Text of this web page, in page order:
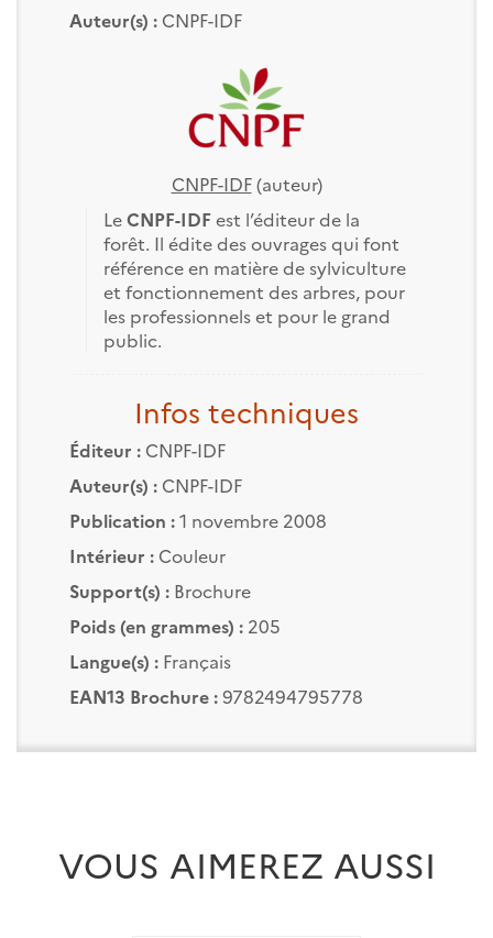
Auteur(s) : CNPF-IDF
CNPF-IDF(auteur)
LeCNPF-IDFest l’éditeur de la
forêt. Il édite des ouvrages qui font
référence en matière de sylviculture
et fonctionnement des arbres, pour
les professionnels et pour le grand
public.
Infos techniques
Éditeur : CNPF-IDF
Auteur(s) : CNPF-IDF
Publication :1 novembre 2008
Intérieur :Couleur
Support(s) :Brochure
Poids (en grammes) :205
Langue(s) :Français
EAN13 Brochure :9782494795778
VOUS AIMEREZ AUSSI